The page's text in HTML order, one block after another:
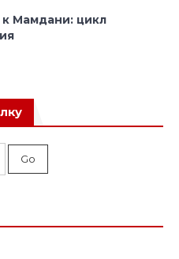
Мамдани: цикл